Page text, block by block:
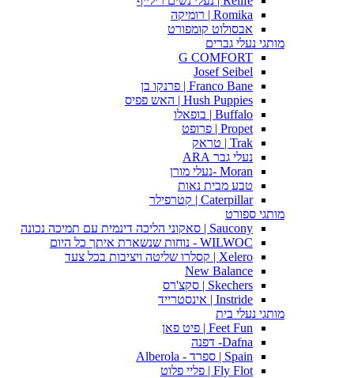
Romika | רומיקה
אבסולוט קומפורט
מותגי נעלי גברים
G COMFORT
Josef Seibel
Franco Bane | פרנקו בן
Hush Puppies | האש פפיס
Buffalo | בופאלו
Propet | פרופט
Trak | טראק
נעלי גבר ARA
Moran -נעלי מורן
טבע מבית נאות
Caterpillar | קטרפילר
מותגי ספורט
Saucony | סאקוני הליכה דינמית עם תמיכה נכונה
WILWOC - נוחות שנשארת איתך כל היום
Xelero | קסלרו שליטה ויציבות בכל צעד
New Balance
Skechers | סקצ'רס
Instride | אינסטרייד
מותגי נעלי בית
Feet Fun | פיט פאן
Dafna- דפנה
Spain | ספרד - Alberola
Fly Flot | פליי פלוט